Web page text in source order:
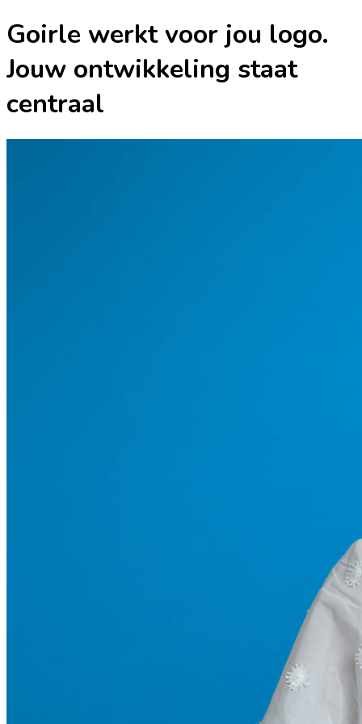
Goirle werkt voor jou logo.
Jouw ontwikkeling staat
centraal